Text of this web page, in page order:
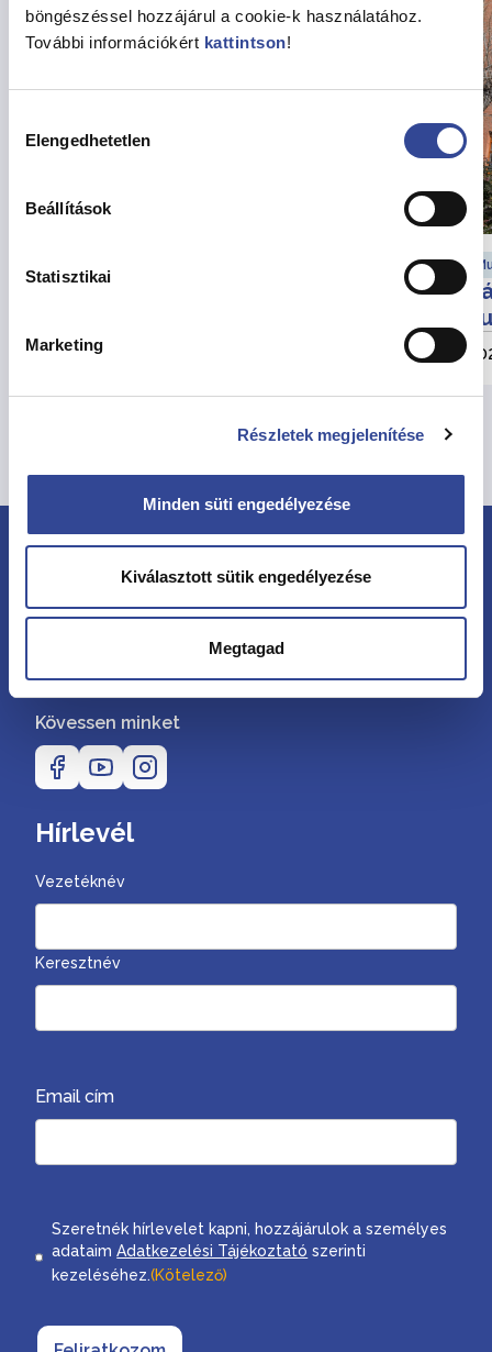
böngészéssel hozzájárul a cookie-k használatához.
További információkért kattintson!
kiválasztása
Elengedhetetlen
Beállítások
Statisztikai
Marketing
Részletek megjelenítése
Minden süti engedélyezése
Kiválasztott sütik engedélyezése
Megtagad
Felhívás partnerségi egyeztetésre
2026. augusztus 6.
Kövessen minket
Hírlevél
Vezetéknév
Keresztnév
Email cím
Consent
Szeretnék hírlevelet kapni, hozzájárulok a személyes
adataimAdatkezelési Tájékoztató szerinti
kezeléséhez.(Kötelező)